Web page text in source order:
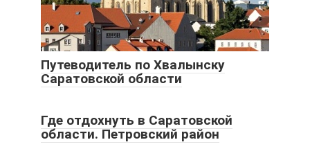
Путеводитель по Хвалынску
Саратовской области
Где отдохнуть в Саратовской
области. Петровский район